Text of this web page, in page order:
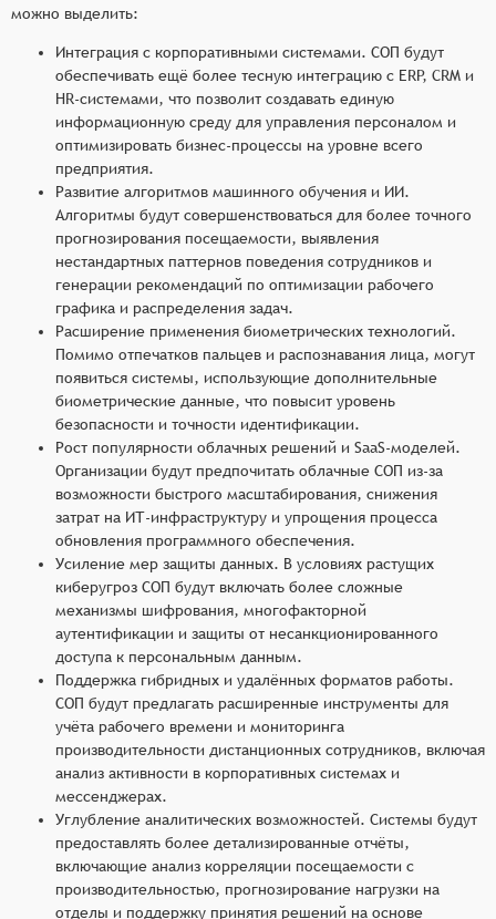
можно выделить:
Интеграция с корпоративными системами. СОП будут
обеспечивать ещё более тесную интеграцию с ERP, CRM и
HR-системами, что позволит создавать единую
информационную среду для управления персоналом и
оптимизировать бизнес-процессы на уровне всего
предприятия.
Развитие алгоритмов машинного обучения и ИИ.
Алгоритмы будут совершенствоваться для более точного
прогнозирования посещаемости, выявления
нестандартных паттернов поведения сотрудников и
генерации рекомендаций по оптимизации рабочего
графика и распределения задач.
Расширение применения биометрических технологий.
Помимо отпечатков пальцев и распознавания лица, могут
появиться системы, использующие дополнительные
биометрические данные, что повысит уровень
безопасности и точности идентификации.
Рост популярности облачных решений и SaaS-моделей.
Организации будут предпочитать облачные СОП из-за
возможности быстрого масштабирования, снижения
затрат на ИТ-инфраструктуру и упрощения процесса
обновления программного обеспечения.
Усиление мер защиты данных. В условиях растущих
киберугроз СОП будут включать более сложные
механизмы шифрования, многофакторной
аутентификации и защиты от несанкционированного
доступа к персональным данным.
Поддержка гибридных и удалённых форматов работы.
СОП будут предлагать расширенные инструменты для
учёта рабочего времени и мониторинга
производительности дистанционных сотрудников, включая
анализ активности в корпоративных системах и
мессенджерах.
Углубление аналитических возможностей. Системы будут
предоставлять более детализированные отчёты,
включающие анализ корреляции посещаемости с
производительностью, прогнозирование нагрузки на
отделы и поддержку принятия решений на основе